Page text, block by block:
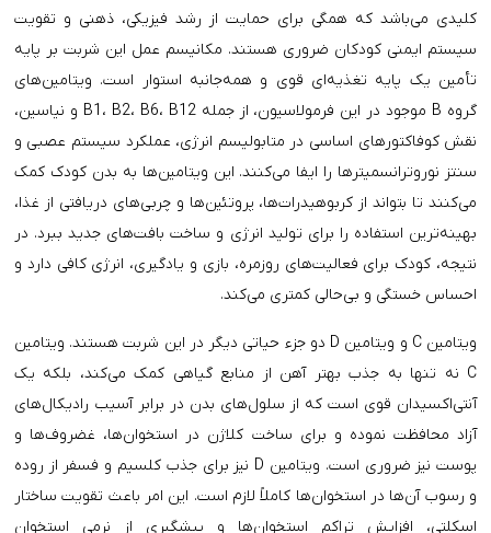
کلیدی می‌باشد که همگی برای حمایت از رشد فیزیکی، ذهنی و تقویت
سیستم ایمنی کودکان ضروری هستند. مکانیسم عمل این شربت بر پایه
تأمین یک پایه تغذیه‌ای قوی و همه‌جانبه استوار است. ویتامین‌های
گروه B موجود در این فرمولاسیون، از جمله B1، B2، B6، B12 و نیاسین،
نقش کوفاکتورهای اساسی در متابولیسم انرژی، عملکرد سیستم عصبی و
سنتز نوروترانسمیترها را ایفا می‌کنند. این ویتامین‌ها به بدن کودک کمک
می‌کنند تا بتواند از کربوهیدرات‌ها، پروتئین‌ها و چربی‌های دریافتی از غذا،
بهینه‌ترین استفاده را برای تولید انرژی و ساخت بافت‌های جدید ببرد. در
نتیجه، کودک برای فعالیت‌های روزمره، بازی و یادگیری، انرژی کافی دارد و
احساس خستگی و بی‌حالی کمتری می‌کند.
ویتامین C و ویتامین D دو جزء حیاتی دیگر در این شربت هستند. ویتامین
C نه تنها به جذب بهتر آهن از منابع گیاهی کمک می‌کند، بلکه یک
آنتی‌اکسیدان قوی است که از سلول‌های بدن در برابر آسیب رادیکال‌های
آزاد محافظت نموده و برای ساخت کلاژن در استخوان‌ها، غضروف‌ها و
پوست نیز ضروری است. ویتامین D نیز برای جذب کلسیم و فسفر از روده
و رسوب آن‌ها در استخوان‌ها کاملاً لازم است. این امر باعث تقویت ساختار
اسکلتی، افزایش تراکم استخوان‌ها و پیشگیری از نرمی استخوان